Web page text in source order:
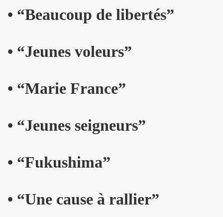
• “Beaucoup de libertés”
• “Jeunes voleurs”
• “Marie France”
• “Jeunes seigneurs”
• “Fukushima”
• “Une cause à rallier”
en août 2018 pour rendre visite a MARIE FRANCE.
du 29 juin au 8 juillet 2018 pour le tournage du film
("Les rocks les plus terribles"), BOBBIE
19 fevrier 2018 a Paris.
TOUR" de JOHNNY HALLYDAY le 9 decembre